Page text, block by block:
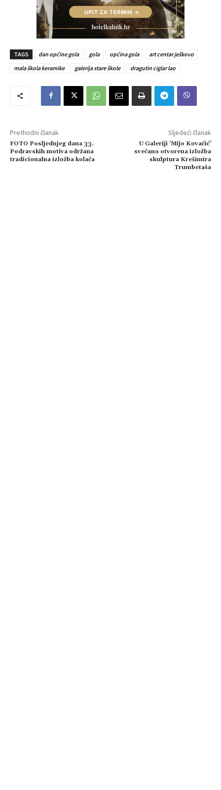
TAGS dan općine gola gola općina gola
art centar ješkovo
mala škola keramike
galerija stare škole dragutin ciglar lao
Prethodni članak
FOTO Posljednjeg dana 33.
Podravskih motiva održana
tradicionalna izložba kolača
Sljedeći članak
U Galeriji ‘Mijo Kovačić’
svečano otvorena izložba
skulptura Krešimira
Trumbetaša